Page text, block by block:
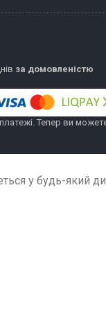
за домовленістю
Тепер ви
у будь-який